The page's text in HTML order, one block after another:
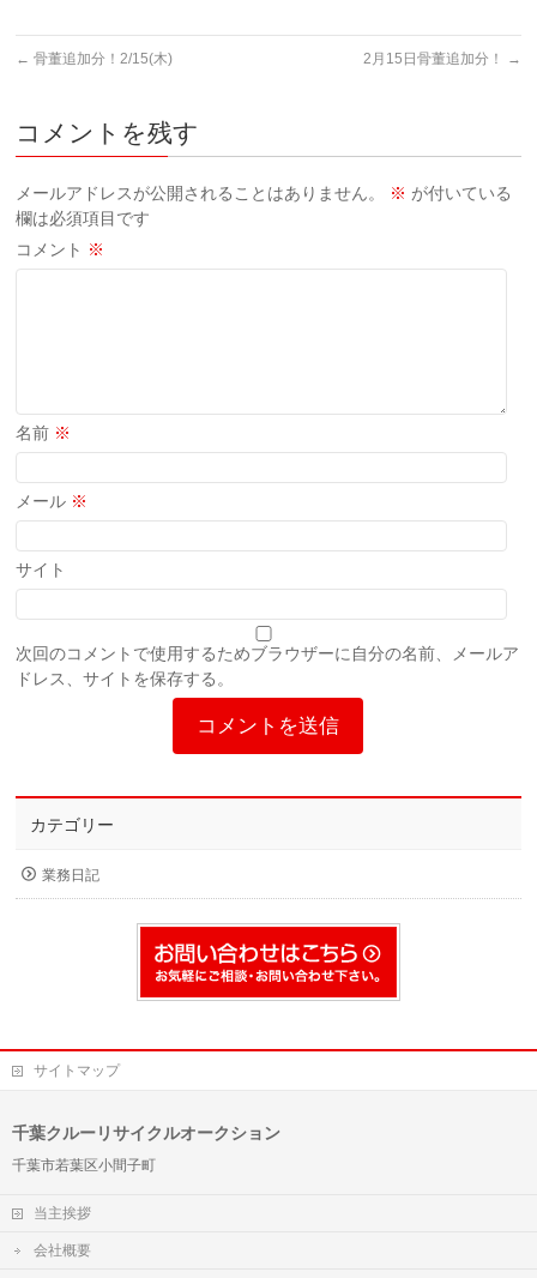
← 骨董追加分！2/15(木) 2月15日骨董追加分！ →
コメントを残す
メールアドレスが公開されることはありません。 ※ が付いている
欄は必須項目です
コメント ※
名前 ※
メール ※
サイト
次回のコメントで使用するためブラウザーに自分の名前、メールア
ドレス、サイトを保存する。
カテゴリー
業務日記
サイトマップ
千葉クルーリサイクルオークション
千葉市若葉区小間子町
当主挨拶
会社概要